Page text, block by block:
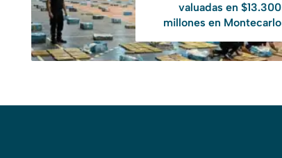
valuadas en $13.300
millones en Montecarlo